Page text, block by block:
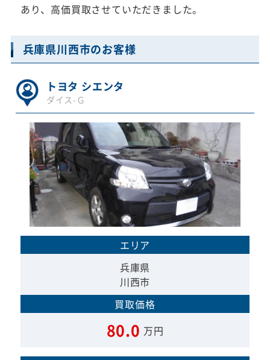
あり、高価買取させていただきました。
兵庫県川西市のお客様
トヨタ シエンタ
ダイス-Ｇ
エリア
兵庫県
川西市
買取価格
80.0 万円